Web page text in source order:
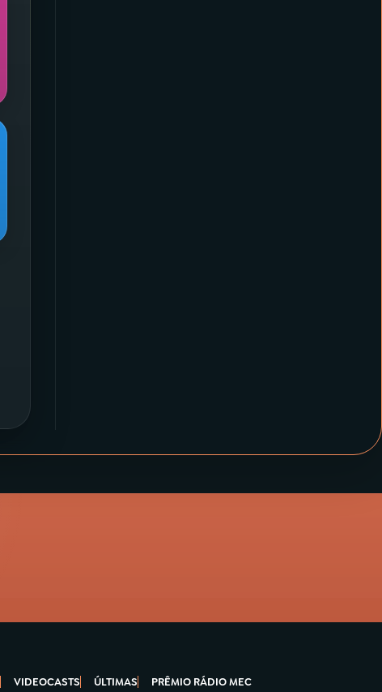
VIDEOCASTS ÚLTIMAS PRÊMIO RÁDIO MEC